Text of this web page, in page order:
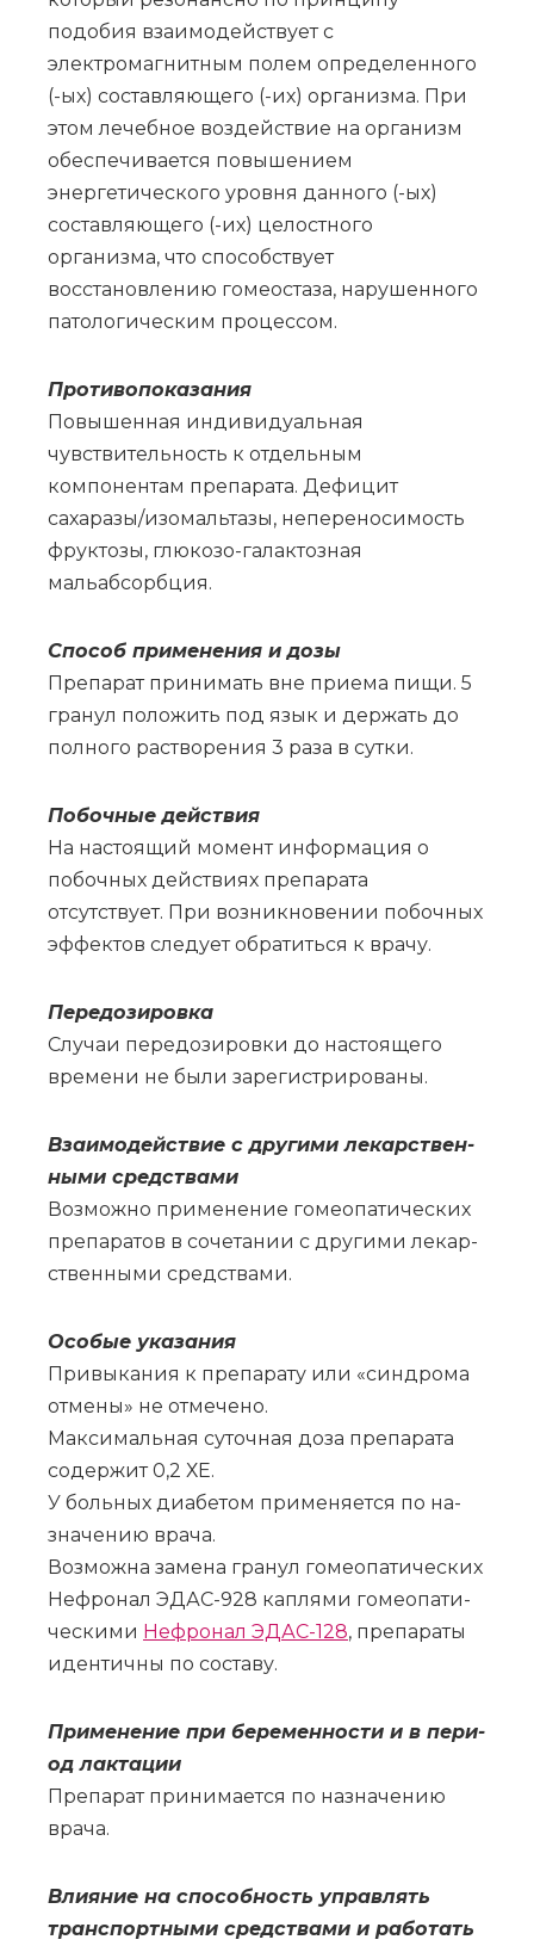
подобия взаимодействует с
электромагнитным полем определенного
(-ых) составляющего (-их) организма. При
этом лечебное воздействие на организм
обеспечивается повышением
энергетического уровня данного (-ых)
составляющего (-их) целостного
организма, что способствует
восстановлению гомеостаза, нарушенного
патологическим процессом.
Противопоказания
Повышенная индивидуальная
чувствительность к отдельным
компонентам препарата. Дефицит
сахаразы/изомальтазы, непереносимость
фруктозы, глюкозо-галактозная
мальабсорбция.
Спо­соб при­ме­не­ния и до­зы
Препарат принимать вне приема пищи. 5
гранул положить под язык и держать до
полного растворения 3 раза в сутки.
По­боч­ные действия
На настоящий момент информация о
побочных действиях препарата
отсутствует. При возникновении побочных
эффектов следует обратиться к врачу.
Пе­ре­до­зи­ров­ка
Слу­чаи пе­ре­до­зи­ров­ки до на­сто­я­ще­го
вре­ме­ни не бы­ли за­ре­ги­стри­ро­ва­ны.
Вза­и­мо­действие с дру­ги­ми ле­кар­ствен­
ны­ми сред­ства­ми
Воз­мож­но при­ме­не­ние го­мео­па­ти­че­ских
пре­па­ра­тов в со­че­та­нии с дру­ги­ми ле­кар­
ствен­ны­ми сред­ства­ми.
Осо­бые ука­за­ния
При­вы­ка­ния к пре­па­ра­ту или «син­дро­ма
от­ме­ны» не от­ме­че­но.
Мак­си­маль­ная су­точ­ная до­за пре­па­ра­та
со­дер­жит 0,2 ХЕ.
У боль­ных диа­бе­том при­ме­ня­ет­ся по на­
зна­че­нию вра­ча.
Воз­мож­на за­ме­на гра­нул го­мео­па­ти­че­ских
Не­фро­нал ЭДАС-928 кап­ля­ми го­мео­па­ти­
че­ски­ми Не­фро­нал ЭДАС-128, пре­па­ра­ты
иден­тич­ны по со­ста­ву.
При­ме­не­ние при бе­ре­мен­но­сти и в пе­ри­
од лак­та­ции
Пре­па­рат при­ни­ма­ет­ся по на­зна­че­нию
вра­ча.
Вли­я­ние на спо­соб­ность управ­лять
транс­порт­ны­ми сред­ства­ми и ра­бо­тать